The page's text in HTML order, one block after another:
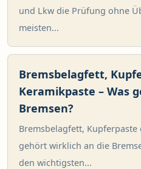
und Lkw die Prüfung ohne
meisten...
Bremsbelagfett,
Keramikpaste – Was
Bremsen?
Bremsbelagfett, Kupferpaste
gehört wirklich an die
den wichtigsten...